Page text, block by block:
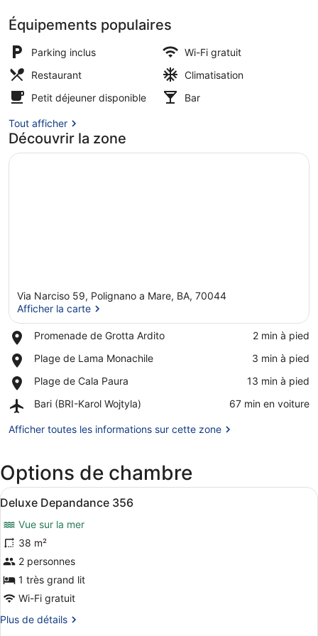
Déjeuner et dîner servis sur place
Équipements populaires
Parking inclus
Wi-Fi gratuit
Restaurant
Climatisation
Petit déjeuner disponible
Bar
Tout afficher
Découvrir la zone
Via Narciso 59, Polignano a Mare, BA, 70044
Afficher la carte
Promenade de Grotta Ardito
Place,
de
Ardito
‪2 min à pied‬
Plage de Lama Monachile
Place,
de
Monachile
‪3 min à pied‬
Plage de Cala Paura
Place,
de
Paura
‪13 min à pied‬
Bari (BRI-Karol Wojtyla)
Airport,
(BRI-
‪67 min en voiture‬
Afficher toutes les informations sur cette zone
Options de chambre
Afficher
toutes
les
photos
pour
ce
type
chambre :
Une chambre à coucher
6
Deluxe Depandance 356
Vue sur la mer
38 m²
2 personnes
1 très grand lit
Wi-Fi gratuit
Plus de détails
Plus